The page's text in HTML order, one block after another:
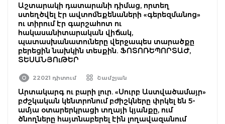
Աշտարակի դատարանի դիմաց, որտեղ
ստեղծվել էր ավտոմեքենաների «գերեզմանոց»
ու տիրում էր գարշահոտ ու
հակասանիտարական վիճակ,
պատասխանատուները վերջապես տարածքը
բերեցին նախկին տեսքին. ՖՈՏՈՌԵՊՈՐՏԱԺ,
ՏԵՍԱՆՅՈւԹԵՐ
22021 դիտում Շամշյան
Արտակարգ ու բարի լուր. «Սուրբ Աստվածամայր»
բժշկական կենտրոնում բժիշկները փրկել են 5-
ամյա օտարերկրացի տղայի կյանքը, ում
ծնողները հայտնաբերել էին լողավազանում